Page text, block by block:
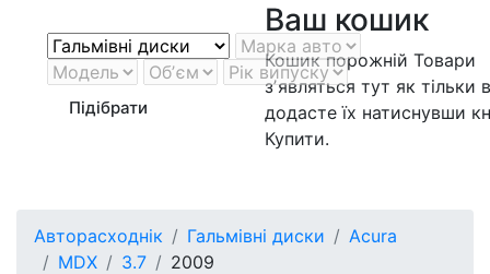
Ваш кошик
Кошик порожнійТовари
зʼявляться тут як тільки
додасте їх натиснувши
Купити.
Підібрати
Авторасходнік Гальмівні диски
Acura
MDX
3.7 2009